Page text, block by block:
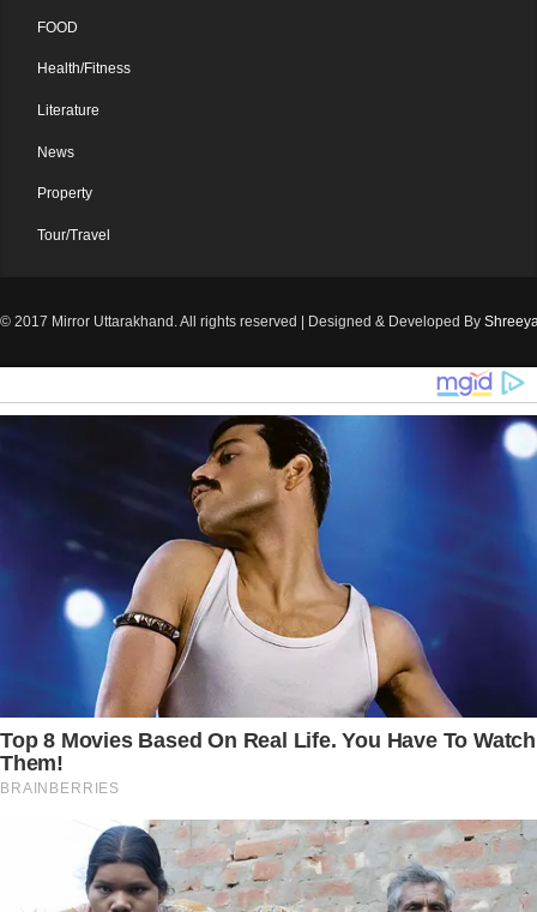
FOOD
Health/Fitness
Literature
News
Property
Tour/Travel
© 2017 Mirror Uttarakhand. All rights reserved Designed & Developed By